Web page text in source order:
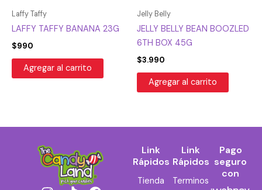
Laffy Taffy
LAFFY TAFFY BANANA 23G
$990
Agregar al carrito
Jelly Belly
JELLY BELLY BEAN BOOZLED
6TH BOX 45G
$3.990
Agregar al carrito
Link
Rápidos
Tienda
Link
Rápidos
Terminos
Pago
seguro
con